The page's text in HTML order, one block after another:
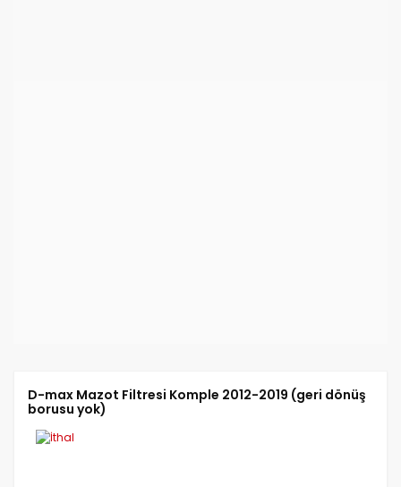
D-max Mazot Filtresi Komple 2012-2019 (geri dönüş
borusu yok)